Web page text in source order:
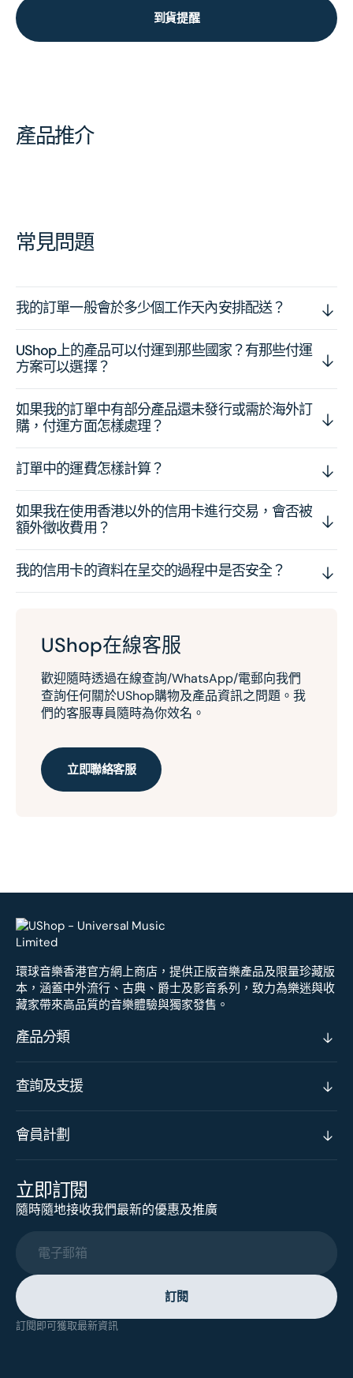
到貨提醒
產品推介
常見問題
我的訂單一般會於多少個工作天內安排配送？
UShop上的產品可以付運到那些國家？有那些付運
方案可以選擇？
如果我的訂單中有部分產品還未發行或需於海外訂
購，付運方面怎樣處理？
訂單中的運費怎樣計算？
如果我在使用香港以外的信用卡進行交易，會否被
額外徵收費用？
我的信用卡的資料在呈交的過程中是否安全？
UShop在線客服
歡迎隨時透過在線查詢/WhatsApp/電郵向我們
查詢任何關於UShop購物及產品資訊之問題。我
們的客服專員隨時為你效名。
立即聯絡客服
環球音樂香港官方網上商店，提供正版音樂產品及限量珍藏版
本，涵蓋中外流行、古典、爵士及影音系列，致力為樂迷與收
藏家帶來高品質的音樂體驗與獨家發售。
產品分類
查詢及支援
會員計劃
立即訂閱
隨時隨地接收我們最新的優惠及推廣
電子郵箱
訂閱
訂閱即可獲取最新資訊